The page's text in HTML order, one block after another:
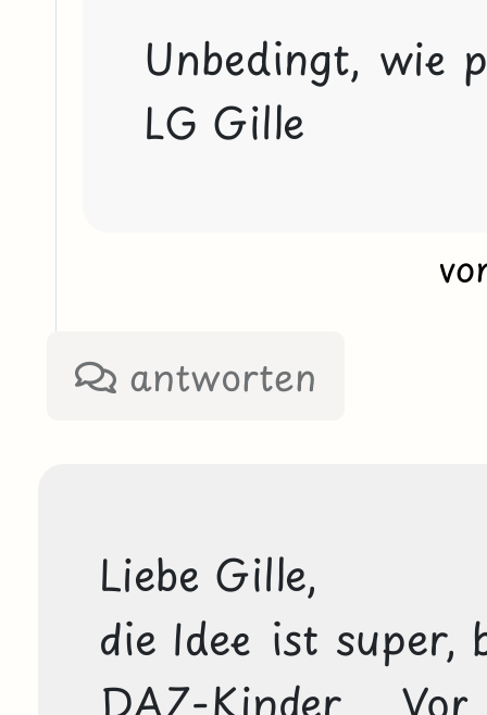
Unbedingt, wie
LG Gille
antworten
Liebe Gille,
die Idee ist super,
DAZ-Kinder.